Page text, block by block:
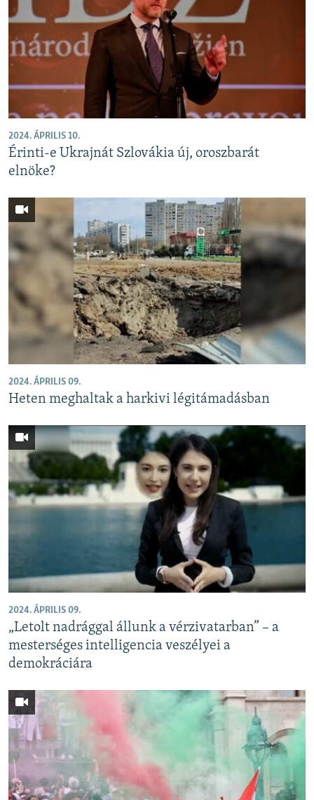
2024. ÁPRILIS 10.
Érinti-e Ukrajnát Szlovákia új, oroszbarát
elnöke?
2024. ÁPRILIS 09.
Heten meghaltak a harkivi légitámadásban
2024. ÁPRILIS 09.
„Letolt nadrággal állunk a vérzivatarban” – a
mesterséges intelligencia veszélyei a
demokráciára